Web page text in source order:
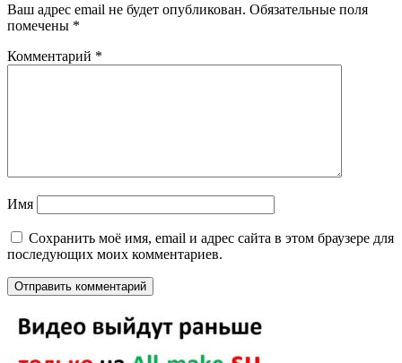
Ваш адрес email не будет опубликован. Обязательные поля
помечены *
Комментарий *
Имя
Сохранить моё имя, email и адрес сайта в этом браузере для
последующих моих комментариев.